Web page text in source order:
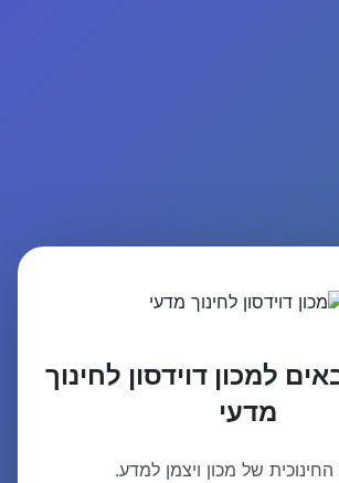
למכון דוידסון לחינוך
מדעי
החינוכית של מכון ויצמן למדע.